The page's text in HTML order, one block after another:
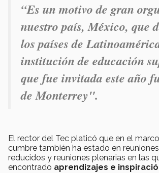
“Es un motivo de gran
nuestro país, México, que
los países de
institución de educación
que fue invitada este año
de Monterrey".
El rector del Tec platicó que en el
cumbre también ha estado en
reducidos y reuniones plenarias en las
encontrado aprendizajes e